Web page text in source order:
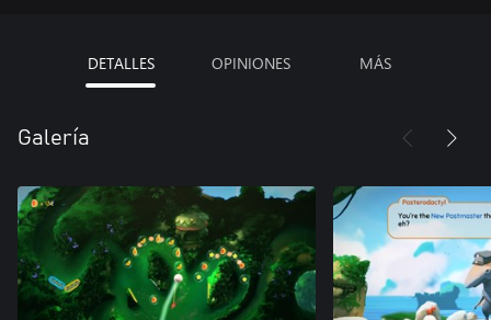
DETALLES OPINIONES MÁS
Galería